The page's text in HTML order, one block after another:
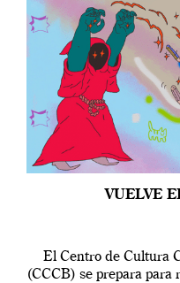
VUELVE
El Centro de Cultura
(CCCB) se prepara